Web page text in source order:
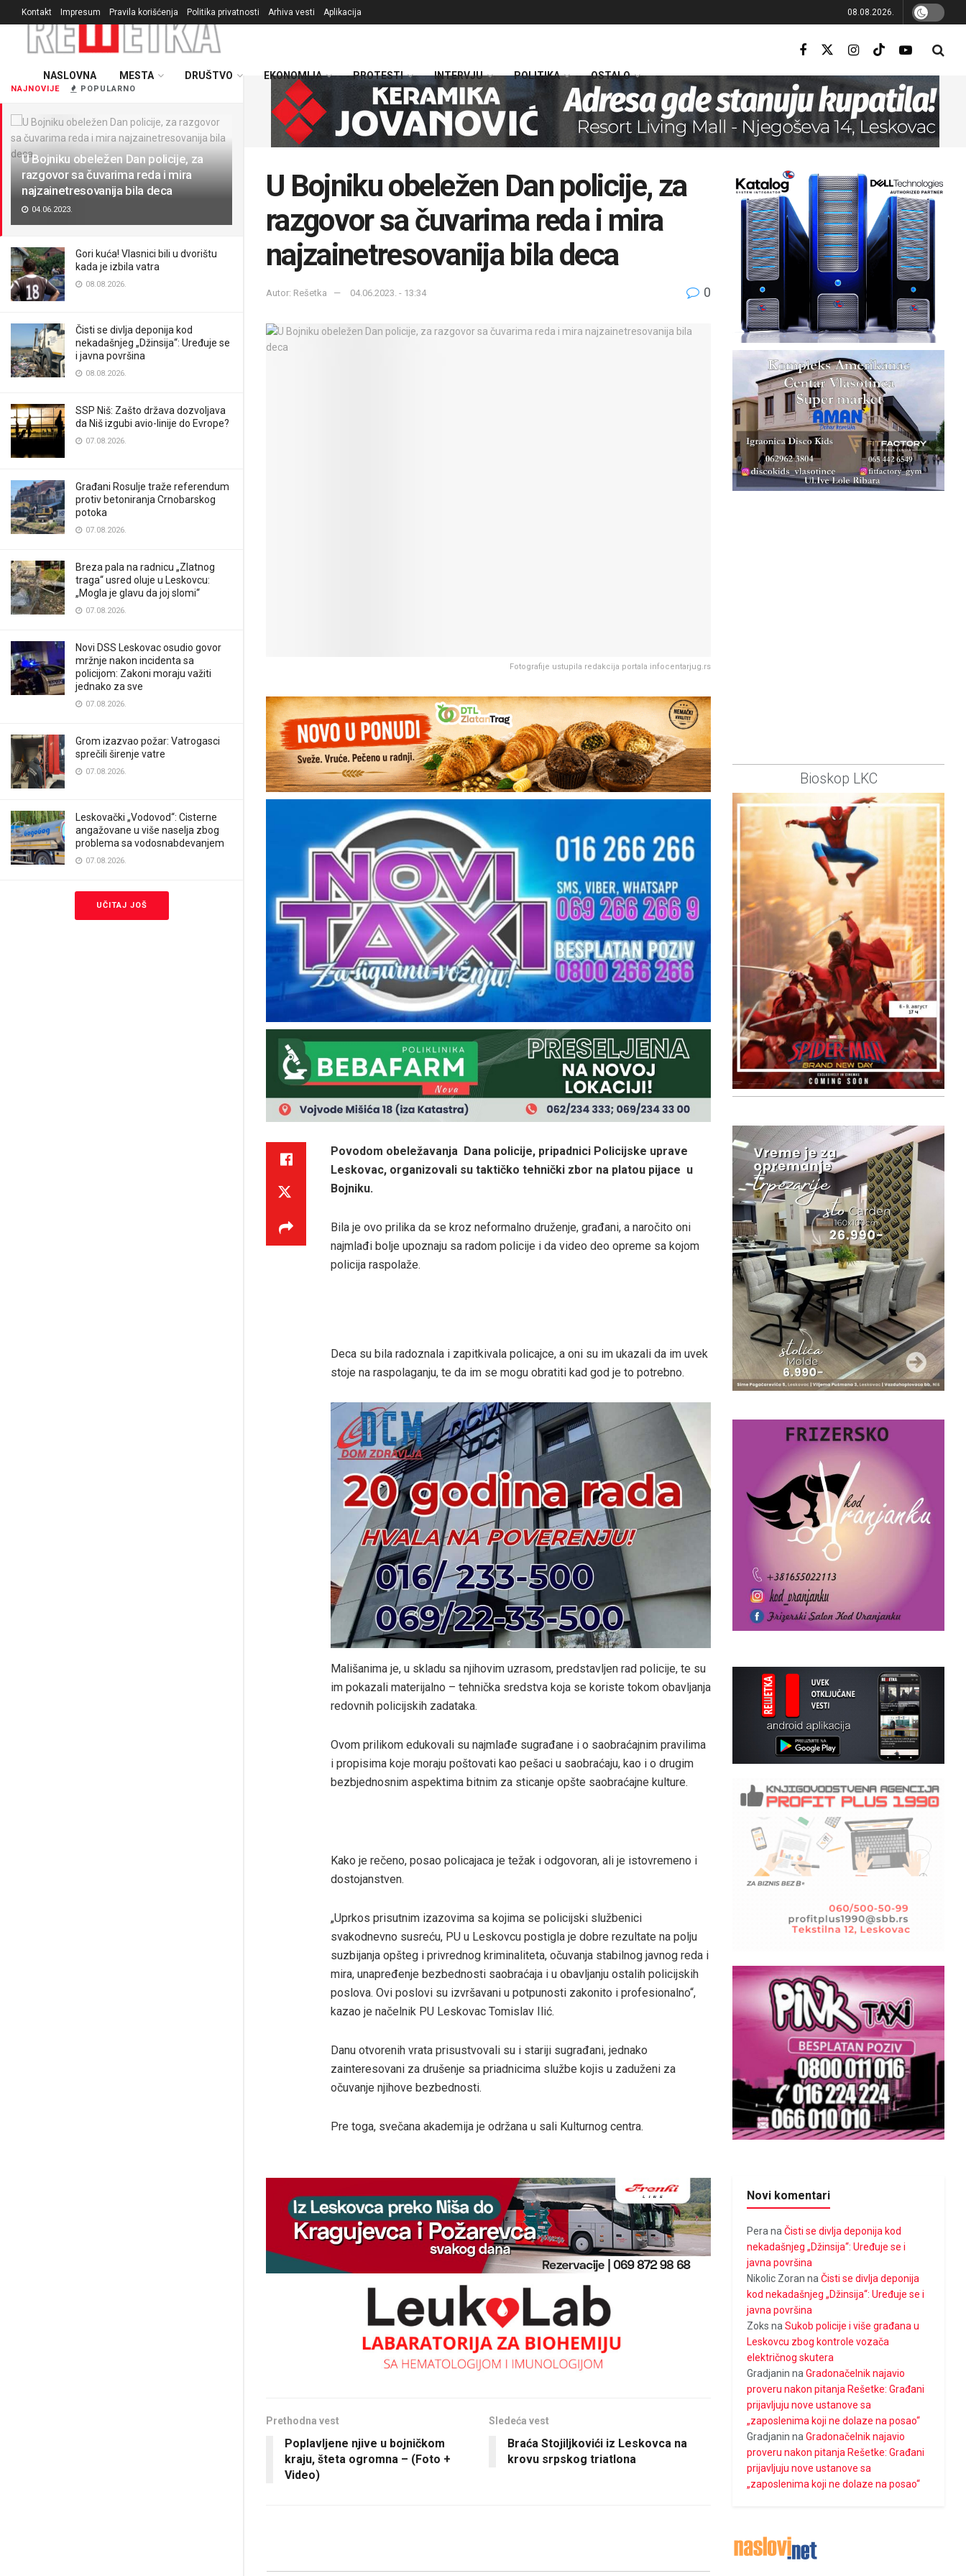
NAJNOVIJE POPULARNO
U Bojniku obeležen Dan policije, za
razgovor sa čuvarima reda i mira
najzainetresovanija bila deca
04.06.2023.
Gori kuća! Vlasnici bili u dvorištu
kada je izbila vatra
08.08.2026.
Čisti se divlja deponija kod
nekadašnjeg „Džinsija“: Uređuje se
i javna površina
08.08.2026.
SSP Niš: Zašto država dozvoljava
da Niš izgubi avio-linije do Evrope?
07.08.2026.
Građani Rosulje traže referendum
protiv betoniranja Crnobarskog
potoka
07.08.2026.
Breza pala na radnicu „Zlatnog
traga“ usred oluje u Leskovcu:
„Mogla je glavu da joj slomi“
07.08.2026.
Novi DSS Leskovac osudio govor
mržnje nakon incidenta sa
policijom: Zakoni moraju važiti
jednako za sve
07.08.2026.
Grom izazvao požar: Vatrogasci
sprečili širenje vatre
07.08.2026.
Leskovački „Vodovod“: Cisterne
angažovane u više naselja zbog
problema sa vodosnabdevanjem
07.08.2026.
UČITAJ JOŠ
Kontakt Impresum Pravila korišćenja Politika privatnosti Arhiva vesti Aplikacija 08.08.2026.
NASLOVNA MESTA DRUŠTVO EKONOMIJA PROTESTI INTERVJU POLITIKA OSTALO
U Bojniku obeležen Dan policije, za
razgovor sa čuvarima reda i mira
najzainetresovanija bila deca
Autor: Rešetka 04.06.2023. - 13:34 0
Fotografije ustupila redakcija portala infocentarjug.rs
Povodom obeležavanja Dana policije, pripadnici Policijske uprave
Leskovac, organizovali su taktičko tehnički zbor na platou pijace u
Bojniku.
Bila je ovo prilika da se kroz neformalno druženje, građani, a naročito oni
najmlađi bolje upoznaju sa radom policije i da video deo opreme sa kojom
policija raspolaže.
Deca su bila radoznala i zapitkivala policajce, a oni su im ukazali da im uvek
stoje na raspolaganju, te da im se mogu obratiti kad god je to potrebno.
Mališanima je, u skladu sa njihovim uzrasom, predstavljen rad policije, te su
im pokazali materijalno – tehnička sredstva koja se koriste tokom obavljanja
redovnih policijskih zadataka.
Ovom prilikom edukovali su najmlađe sugrađane i o saobraćajnim pravilima
i propisima koje moraju poštovati kao pešaci u saobraćaju, kao i o drugim
bezbjednosnim aspektima bitnim za sticanje opšte saobraćajne kulture.
Kako je rečeno, posao policajaca je težak i odgovoran, ali je istovremeno i
dostojanstven.
„Uprkos prisutnim izazovima sa kojima se policijski službenici
svakodnevno susreću, PU u Leskovcu postigla je dobre rezultate na polju
suzbijanja opšteg i privrednog kriminaliteta, očuvanja stabilnog javnog reda i
mira, unapređenje bezbednosti saobraćaja i u obavljanju ostalih policijskih
poslova. Ovi poslovi su izvršavani u potpunosti zakonito i profesionalno“,
kazao je načelnik PU Leskovac Tomislav Ilić.
Danu otvorenih vrata prisustvovali su i stariji sugrađani, jednako
zainteresovani za drušenje sa priadnicima službe kojis u zaduženi za
očuvanje njihove bezbednosti.
Pre toga, svečana akademija je održana u sali Kulturnog centra.
Prethodna vest
Poplavljene njive u bojničkom
kraju, šteta ogromna – (Foto +
Video)
Sledeća vest
Braća Stojiljkovići iz Leskovca na
krovu srpskog triatlona
Bioskop LKC
Novi komentari
Pera naČisti se divlja deponija kod
nekadašnjeg „Džinsija“: Uređuje se i
javna površina
Nikolic Zoran naČisti se divlja deponija
kod nekadašnjeg „Džinsija“: Uređuje se i
javna površina
Zoks naSukob policije i više građana u
Leskovcu zbog kontrole vozača
električnog skutera
Gradjanin naGradonačelnik najavio
proveru nakon pitanja Rešetke: Građani
prijavljuju nove ustanove sa
„zaposlenima koji ne dolaze na posao“
Gradjanin naGradonačelnik najavio
proveru nakon pitanja Rešetke: Građani
prijavljuju nove ustanove sa
„zaposlenima koji ne dolaze na posao“